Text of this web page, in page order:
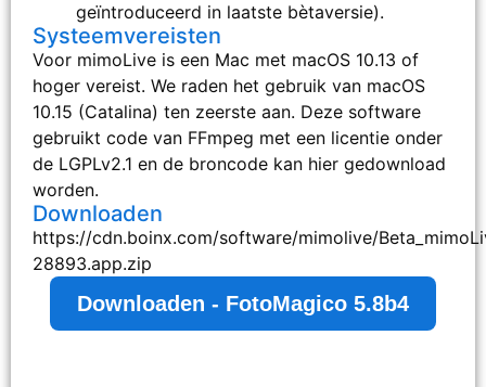
geïntroduceerd in laatste bètaversie).
Systeemvereisten
Voor mimoLive is een Mac met macOS 10.13 of
hoger vereist. We raden het gebruik van macOS
10.15 (Catalina) ten zeerste aan. Deze software
gebruikt code van FFmpeg met een licentie onder
de LGPLv2.1 en de broncode kan hier gedownload
worden.
Downloaden
https://cdn.boinx.com/software/mimolive/
28893.app.zip
Downloaden - FotoMagico 5.8b4